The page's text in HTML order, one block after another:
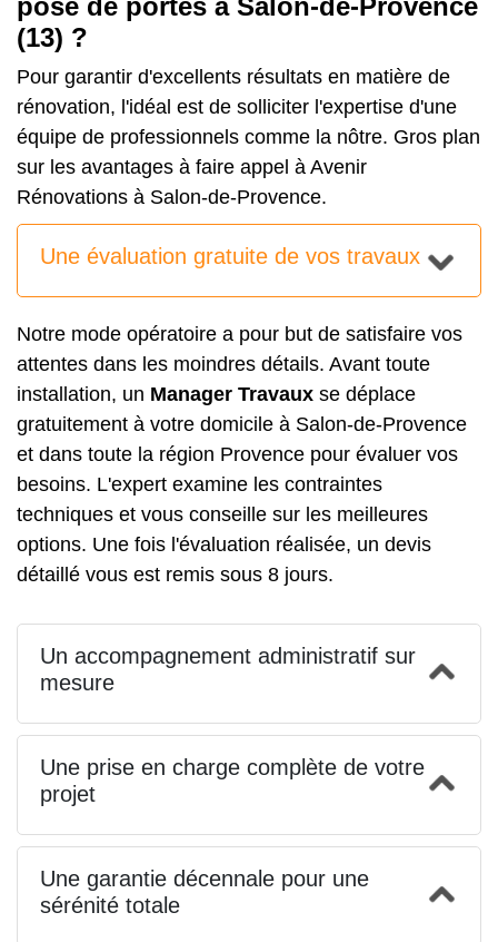
pose de portes à Salon-de-Provence
(13) ?
Pour garantir d'excellents résultats en matière de
rénovation, l'idéal est de solliciter l'expertise d'une
équipe de professionnels comme la nôtre. Gros plan
sur les avantages à faire appel à Avenir
Rénovations à Salon-de-Provence.
Une évaluation gratuite de vos travaux
Notre mode opératoire a pour but de satisfaire vos
attentes dans les moindres détails. Avant toute
installation, un Manager Travaux se déplace
gratuitement à votre domicile à Salon-de-Provence
et dans toute la région Provence pour évaluer vos
besoins. L'expert examine les contraintes
techniques et vous conseille sur les meilleures
options. Une fois l'évaluation réalisée, un devis
détaillé vous est remis sous 8 jours.
Un accompagnement administratif sur
mesure
Une prise en charge complète de votre
projet
Une garantie décennale pour une
sérénité totale